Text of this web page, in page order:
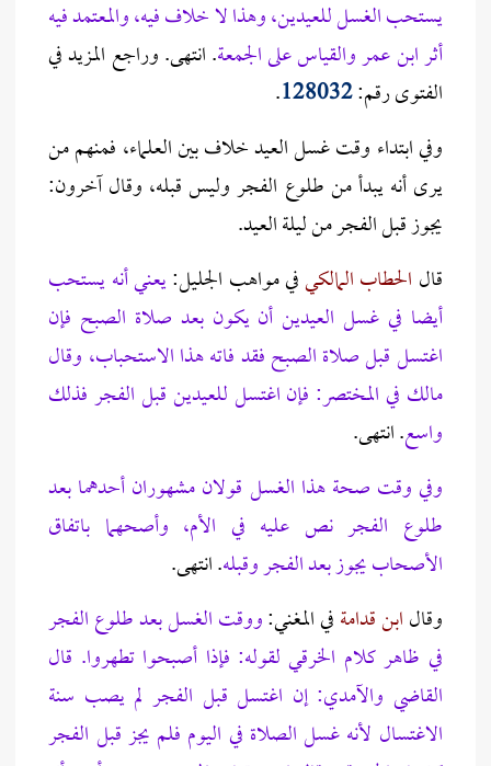
يستحب الغسل للعيدين، وهذا لا خلاف فيه، والمعتمد فيه
أثر ابن عمر والقياس على الجمعة. انتهى. وراجع المزيد في
الفتوى رقم:128032
.
وفي ابتداء وقت غسل العيد خلاف بين العلماء، فمنهم من
يرى أنه يبدأ من طلوع الفجر وليس قبله، وقال آخرون:
يجوز قبل الفجر من ليلة العيد.
قال الحطابالمالكيفي مواهب الجليل:يعني أنه يستحب
أيضا في غسل العيدين أن يكون بعد صلاة الصبح فإن
اغتسل قبل صلاة الصبح فقد فاته هذا الاستحباب، وقال
مالك في المختصر: فإن اغتسل للعيدين قبل الفجر فذلك
واسع.انتهى.
وفي وقت صحة هذا الغسل قولان مشهوران أحدهما بعد
طلوع الفجر نص عليه في الأم، وأصحهما باتفاق
الأصحاب يجوز بعد الفجر وقبله. انتهى.
وقالابن قدامةفي المغني:ووقت الغسل بعد طلوع الفجر
في ظاهر كلام الخرقي لقوله: فإذا أصبحوا تطهروا. قال
القاضي والآمدي: إن اغتسل قبل الفجر لم يصب سنة
الاغتسال لأنه غسل الصلاة في اليوم فلم يجز قبل الفجر